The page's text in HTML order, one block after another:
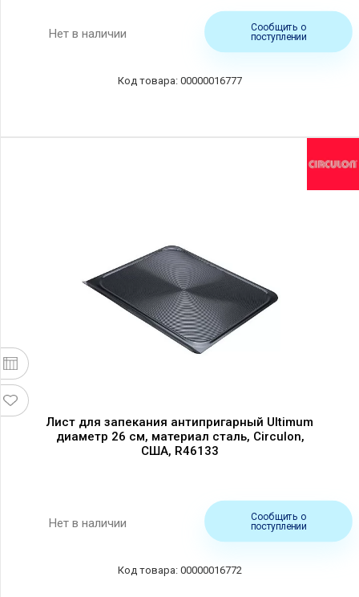
Нет в наличии
Сообщить о
поступлении
00000016777
Лист для запекания антипригарный Ultimum
диаметр 26 см, материал сталь, Circulon,
США, R46133
Нет в наличии
Сообщить о
поступлении
00000016772